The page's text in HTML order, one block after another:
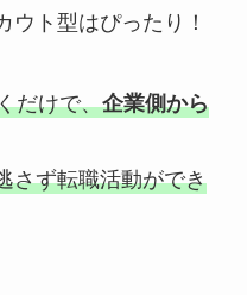
ト型はぴったり！
だけで、企業側から
さず転職活動ができ